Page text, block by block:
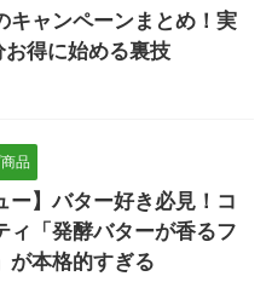
キャンペーンまとめ！実
得に始める裏技
品
ー】バター好き必見！コ
ィ「発酵バターが香るフ
が本格的すぎる